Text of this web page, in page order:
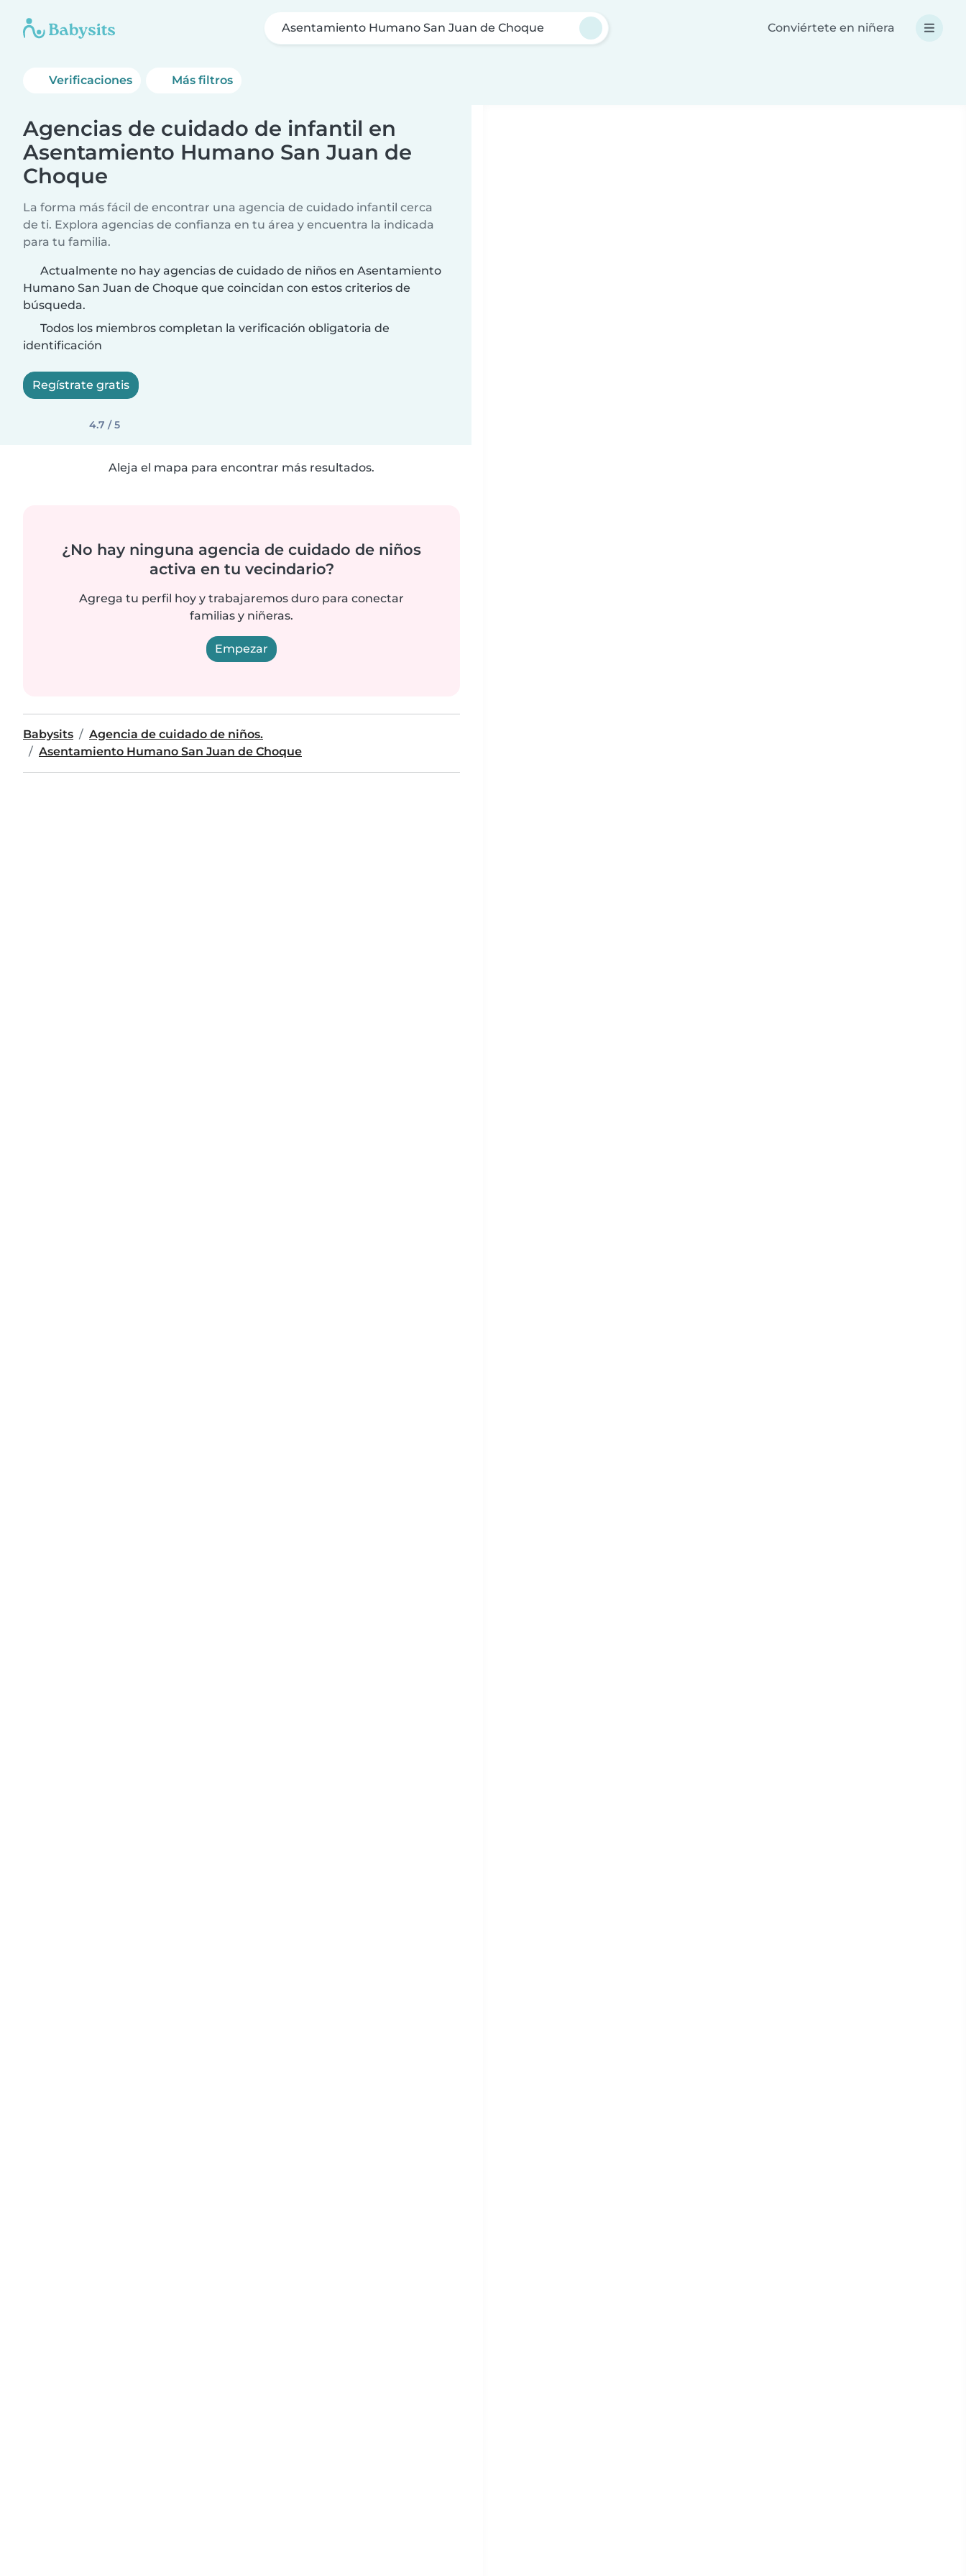
Asentamiento Humano San Juan de Choque Conviértete en niñera
Verificaciones Más filtros
Agencias de cuidado de infantil en
Asentamiento Humano San Juan de
Choque
La forma más fácil de encontrar una agencia de cuidado infantil cerca
de ti. Explora agencias de confianza en tu área y encuentra la indicada
para tu familia.
Actualmente no hay agencias de cuidado de niños en Asentamiento
Humano San Juan de Choque que coincidan con estos criterios de
búsqueda.
Todos los miembros completan la verificación obligatoria de
identificación
Regístrate gratis
4.7 / 5
Aleja el mapa para encontrar más resultados.
¿No hay ninguna agencia de cuidado de niños
activa en tu vecindario?
Agrega tu perfil hoy y trabajaremos duro para conectar
familias y niñeras.
Empezar
Babysits
Agencia de cuidado de niños.
Asentamiento Humano San Juan de Choque